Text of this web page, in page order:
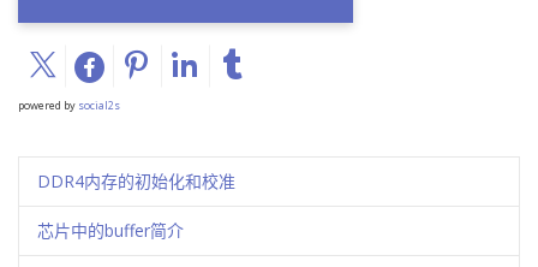
powered by social2s
DDR4内存的初始化和校准
芯片中的buffer简介